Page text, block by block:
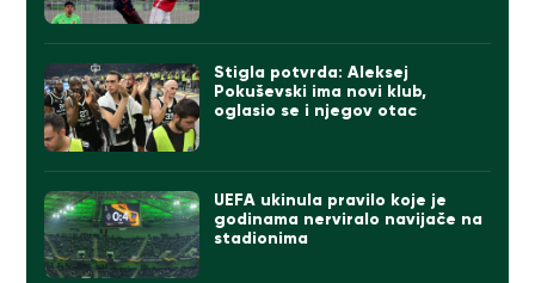
Stigla potvrda: Aleksej
Pokuševski ima novi klub,
oglasio se i njegov otac
UEFA ukinula pravilo koje je
godinama nerviralo navijače na
stadionima